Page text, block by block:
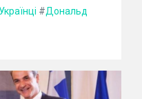
Українці #Дональд